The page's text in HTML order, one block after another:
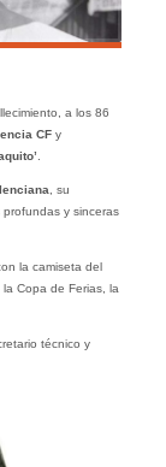
a los 86
CF y
, su
y sinceras
la camiseta del
Copa de Ferias, la
técnico y